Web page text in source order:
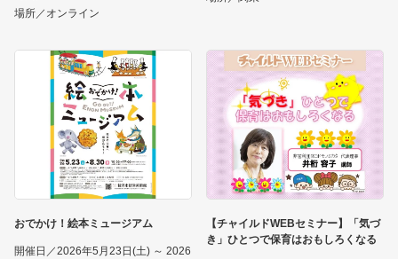
場所／オンライン
おでかけ！絵本ミュージアム
開催日／2026年5月23日(土) ～ 2026
【チャイルドWEBセミナー】「気づ
き」ひとつで保育はおもしろくなる